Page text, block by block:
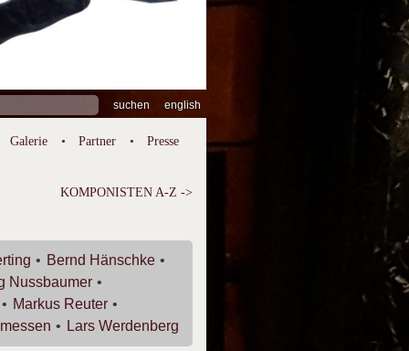
english
Galerie Partner Presse
KOMPONISTEN A-Z ->
Bernd Hänschke
Nussbaumer
Markus Reuter
Lars Werdenberg